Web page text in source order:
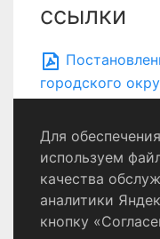
ссылки
городского
№ 504
Согласие на
Для
используем
качества
аналитики
кнопку